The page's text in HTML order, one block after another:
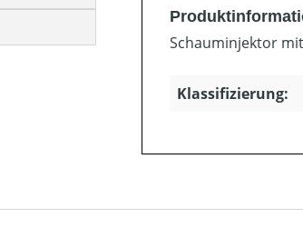
Schauminjektor
Klassifizierung: